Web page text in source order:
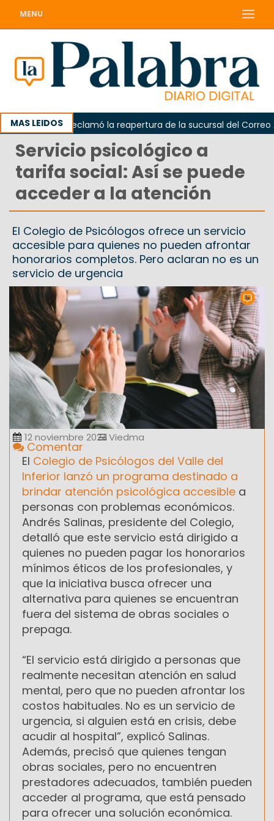
MENU
MAS LEIDOS
Odarda reclamó la reapertura de la sucursal del Correo
Servicio psicológico a
tarifa social: Así se puede
acceder a la atención
El Colegio de Psicólogos ofrece un servicio
accesible para quienes no pueden afrontar
honorarios completos. Pero aclaran no es un
servicio de urgencia
12 noviembre 2024Viedma
Comentar
El Colegio de Psicólogos del Valle del
Inferior lanzó un programa destinado a
brindar atención psicológica accesible a
personas con problemas económicos.
Andrés Salinas, presidente del Colegio,
detalló que este servicio está dirigido a
quienes no pueden pagar los honorarios
mínimos éticos de los profesionales, y
que la iniciativa busca ofrecer una
alternativa para quienes se encuentran
fuera del sistema de obras sociales o
prepaga.
“El servicio está dirigido a personas que
realmente necesitan atención en salud
mental, pero que no pueden afrontar los
costos habituales. No es un servicio de
urgencia, si alguien está en crisis, debe
acudir al hospital”, explicó Salinas.
Además, precisó que quienes tengan
obras sociales, pero no encuentren
prestadores adecuados, también pueden
acceder al programa, que está pensado
para ofrecer una solución económica.